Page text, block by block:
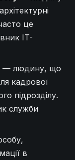
це
IT-
— людину, що
кадрової
підрозділу.
служби
в